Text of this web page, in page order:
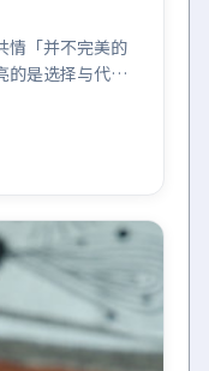
情「并不完美的
的是选择与代